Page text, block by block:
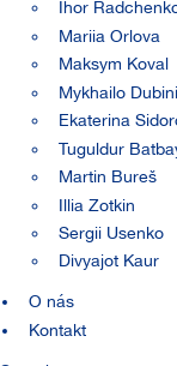
Ihor
Mariia Orlova
Maksym Koval
Mykhailo
Ekaterina
Tuguldur
Martin Bureš
Illia Zotkin
Sergii Usenko
Divyajot Kaur
O nás
Kontakt